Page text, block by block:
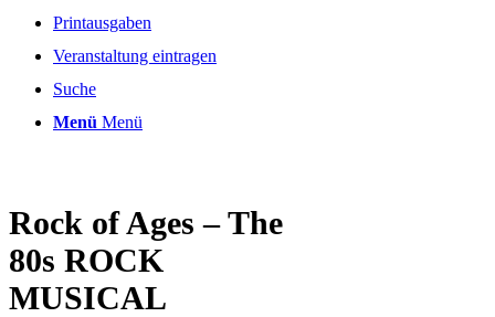
Printausgaben
Veranstaltung eintragen
Suche
Menü Menü
Rock of Ages – The
80s ROCK
MUSICAL